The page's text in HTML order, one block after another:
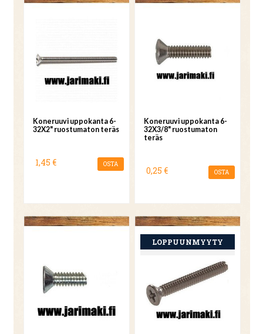
Koneruuvi uppokanta 6-
32X2" ruostumaton teräs
1,45 € OSTA
Koneruuvi uppokanta 6-
32X3/8" ruostumaton
teräs
0,25 € OSTA